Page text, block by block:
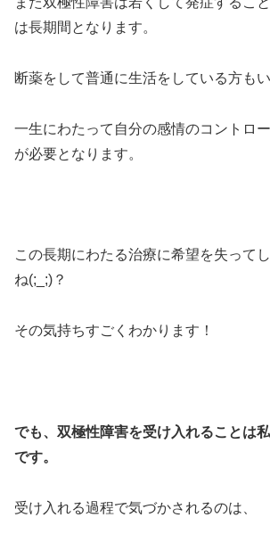
は長期間となります。
断薬をして普通に生活をしている方も
一生にわたって自分の感情のコントロ
が必要となります。
この長期にわたる治療に希望を失って
ね(;_;)？
その気持ちすごくわかります！
でも、双極性障害を受け入れることは
です。
受け入れる過程で気づかされるのは、